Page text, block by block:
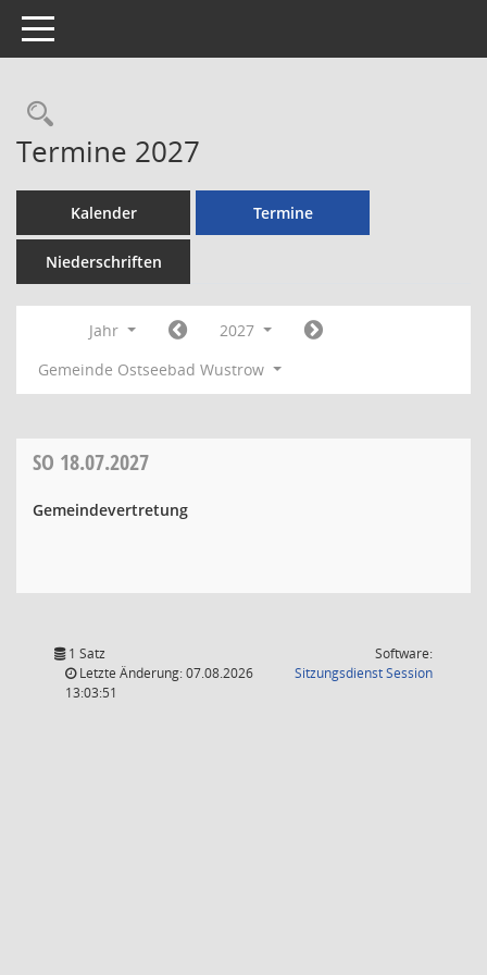
Toggle navigation
Rechercheauswahl
Termine 2027
Kalender Termine
Niederschriften
Jahr
2027
Gemeinde Ostseebad Wustrow
SO 18.07.2027
Gemeindevertretung
1 Satz
Letzte Änderung: 07.08.2026
13:03:51
Software:
SitzungsdienstSession(Wird in